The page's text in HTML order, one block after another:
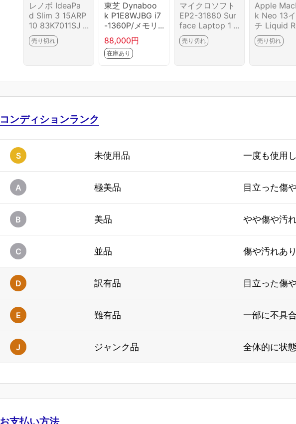
レノボ IdeaPa
d Slim 3 15ARP
10 83K7011SJ
P HA03-M7175
-2G4
売り切れ
東芝 Dynaboo
k P1E8WJBG i7
-1360P/メモリ1
6GB/SSD1TB H
A03-M7178-2G
8
88,000円
在庫あり
マイクロソフト
EP2-31880 Sur
face Laptop 1
3 インチ プラチ
ナ (Snapdrago
TB) HA03-M71
売り切れ
Apple
k Neo 13
チ Liquid
ディスプレ
HFA4J/A [
944-2G10
売り切れ
コンディションランク
S 未使用品 一度も使用
A 極美品 目立った傷
B 美品 やや傷や汚
C 並品 傷や汚れあり
D 訳有品 目立った傷
E 難有品 一部に不具
J ジャンク品 全体的に状